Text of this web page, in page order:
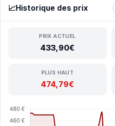
📈Historique des prix
PRIX ACTUEL
433,90€
PLUS HAUT
474,79€